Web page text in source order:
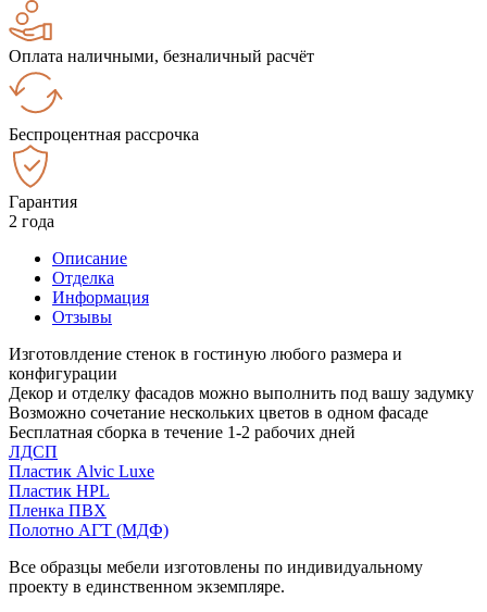
Оплата наличными, безналичный расчёт
Беспроцентная рассрочка
Гарантия
2 года
Описание
Отделка
Информация
Отзывы
Изготовлдение стенок в гостиную любого размера и
конфигурации
Декор и отделку фасадов можно выполнить под вашу задумку
Возможно сочетание нескольких цветов в одном фасаде
Бесплатная сборка в течение 1-2 рабочих дней
ЛДСП
Пластик Alvic Luxe
Пластик HPL
Пленка ПВХ
Полотно АГТ (МДФ)
Все образцы мебели изготовлены по индивидуальному
проекту в единственном экземпляре.